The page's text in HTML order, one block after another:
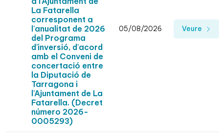
La Fatarella
corresponent a
l'anualitat de 2026
del Programa
d'inversió, d'acord
amb el Conveni de
concertació entre
la Diputació de
Tarragona i
l'Ajuntament de La
Fatarella. (Decret
número 2026-
0005293)
05/08/2026 Veure